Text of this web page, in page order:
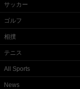
サッカー
ゴルフ
相撲
テニス
All Sports
News